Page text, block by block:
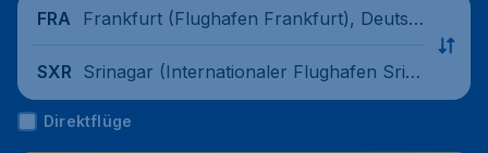
FRA
Frankfurt (Flughafen Frankfurt), Deutsc
SXR Srinagar (Internationaler Flughafen Srin
agar), Indien
Direktflüge